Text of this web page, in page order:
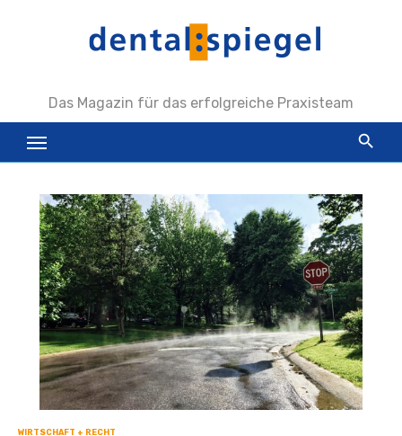
Das Magazin für das erfolgreiche Praxisteam
WIRTSCHAFT + RECHT